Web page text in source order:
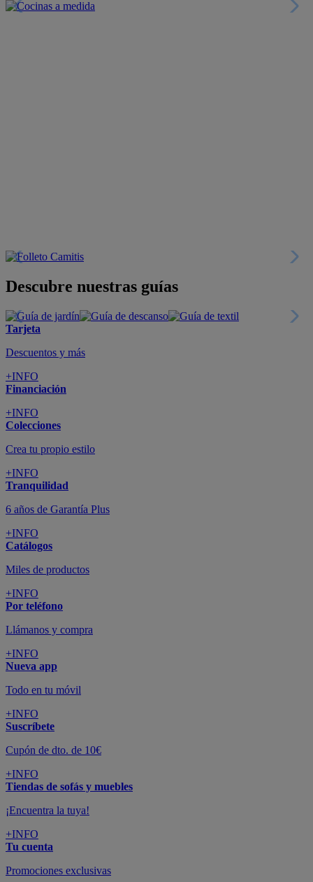
Descubre nuestras guías
Tarjeta
Descuentos y más
+INFO
Financiación
+INFO
Colecciones
Crea tu propio estilo
+INFO
Tranquilidad
6 años de Garantía Plus
+INFO
Catálogos
Miles de productos
+INFO
Por teléfono
Llámanos y compra
+INFO
Nueva app
Todo en tu móvil
+INFO
Suscríbete
Cupón de dto. de 10€
+INFO
Tiendas de sofás y muebles
¡Encuentra la tuya!
+INFO
Tu cuenta
Promociones exclusivas